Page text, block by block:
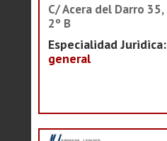
C/ Acera del Darro 35,
2º B
Especialidad Juridica:
general